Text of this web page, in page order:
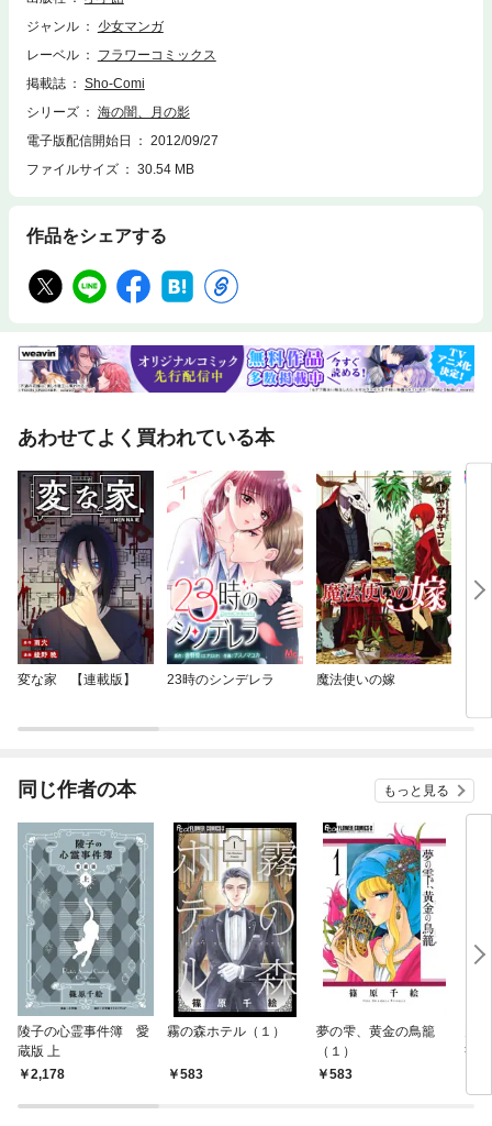
ジャンル
少女マンガ
レーベル
フラワーコミックス
掲載誌
Sho-Comi
シリーズ
海の闇、月の影
電子版配信開始日
2012/09/27
ファイルサイズ
30.54 MB
作品をシェアする
あわせてよく買われている本
変な家 【連載版】 23時のシンデレラ 魔法使いの嫁
同じ作者の本 もっと見る
陵子の心霊事件簿 愛
蔵版 上
2,178
霧の森ホテル（１）
583
夢の雫、黄金の鳥籠
（１）
583
書